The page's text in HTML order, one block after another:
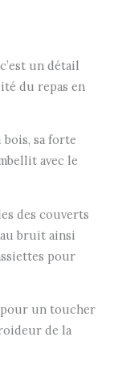
un détail
du repas en
sa forte
avec le
des couverts
bruit ainsi
pour
pour un toucher
de la